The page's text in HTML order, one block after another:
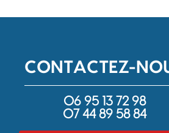
CONTACTEZ-
06 95 13 72 98
07 44 89 58 84